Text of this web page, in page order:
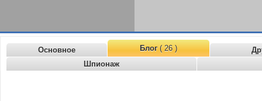
Основное Блог( 26 )
Шпионаж